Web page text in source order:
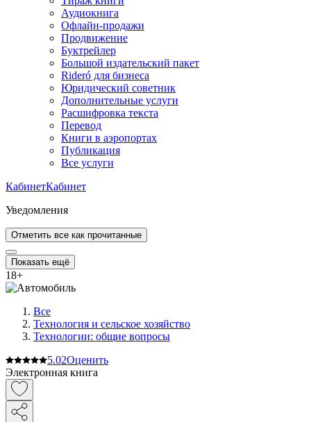
Аудиокнига
Офлайн-продажи
Продвижение
Буктрейлер
Большой издательский пакет
Rideró для бизнеса
Юридический советник
Дополнительные услуги
Расшифровка текста
Перевод
Книги в аэропортах
Публикация
Все услуги
КабинетКабинет
Уведомления
Отметить все как прочитанные
Показать ещё
18+
Все
Технология и сельское хозяйство
Технологии: общие вопросы
5.02Оценить
Электронная книга